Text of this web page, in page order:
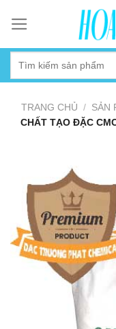
content
TRANG CHỦ / SẢN
CHẤT TẠO ĐẶC